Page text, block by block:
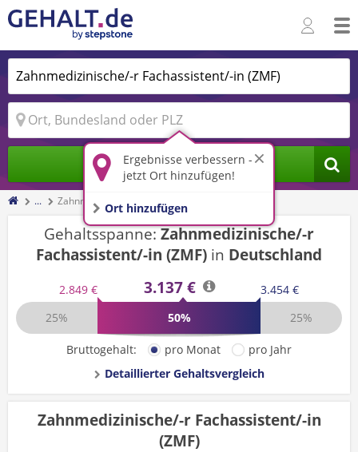
Ergebnisse verbessern -
jetzt Ort hinzufügen!
Ort hinzufügen
Jobs finden
... Zahnmedizinische/-r Fachassistent/-in (ZMF)
Gehaltsspanne:Zahnmedizinische/-r
Fachassistent/-in (ZMF) in Deutschland
2.849 € 3.137 €
3.454 €
25%
50% 25%
Bruttogehalt: pro Monat
pro Jahr
Detaillierter Gehaltsvergleich
Zahnmedizinische/-r Fachassistent/-in
(ZMF)